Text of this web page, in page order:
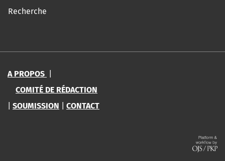
Recherche
A PROPOS
COMITÉ DE RÉDACTION
SOUMISSION CONTACT